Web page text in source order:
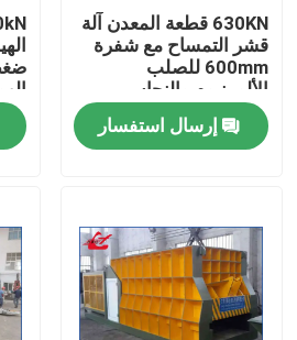
المنزل
حولنا
630KN قطعة المعدن آلة
قشر التمساح مع شفرة
600mm للصلب
الألومنيوم والنحاس
الخردة
إرسال استفسار